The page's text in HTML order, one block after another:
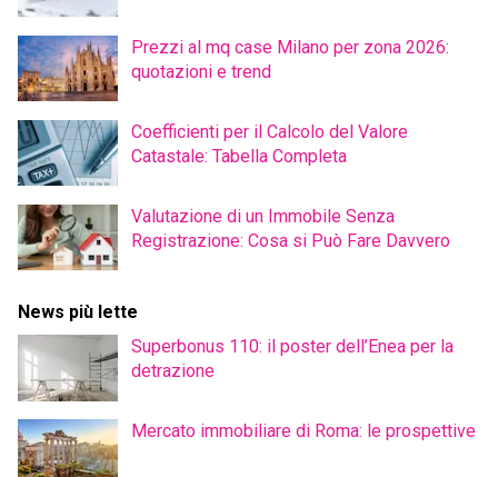
Prezzi al mq case Milano per zona 2026:
quotazioni e trend
Coefficienti per il Calcolo del Valore
Catastale: Tabella Completa
Valutazione di un Immobile Senza
Registrazione: Cosa si Può Fare Davvero
News più lette
Superbonus 110: il poster dell’Enea per la
detrazione
Mercato immobiliare di Roma: le prospettive